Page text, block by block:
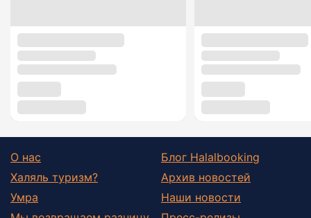
О нас
Халяль туризм?
Умра
Блог Halalbooking
Архив новостей
Наши новости